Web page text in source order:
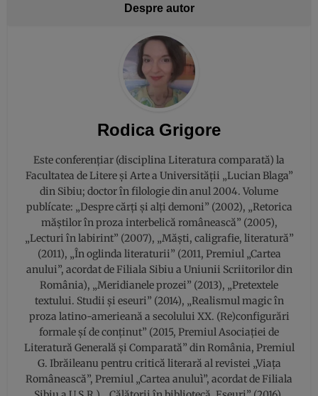
Despre autor
Rodica Grigore
Este conferențiar (disciplina Literatura comparată) la
Facultatea de Litere și Arte a Universității „Lucian Blaga”
din Sibiu; doctor în filologie din anul 2004. Volume
publícate: „Despre cărți și alți demoni” (2002), „Retorica
măştilor în proza interbelică românească” (2005),
„Lecturi în labirint” (2007), „Măşti, caligrafie, literatură”
(2011), „În oglinda literaturii” (2011, Premiul „Cartea
anului”, acordat de Filiala Sibiu a Uniunii Scriitorilor din
România), „Meridianele prozei” (2013), „Pretextele
textului. Studii și eseuri” (2014), „Realismul magic în
proza latino-amerieană a secolului XX. (Re)configurări
formale şí de conținut” (2015, Premiul Asociației de
Literatură Generală și Comparată” din România, Premiul
G. Ibrăileanu pentru critică literară al revistei „Viața
Românească”, Premiul „Cartea anuluì”, acordat de Filiala